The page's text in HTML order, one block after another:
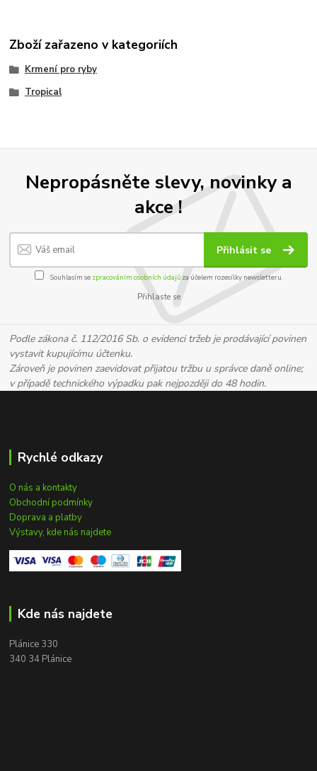
Zboží zařazeno v kategoriích
Krmení pro ryby
Tropical
Nepropásněte slevy, novinky a
akce !
Přihlásit se
Souhlasím se zpracováním osobních údajůza účelem rozesílky newsletteru.
Přihlaste se
Podle zákona č. 112/2016 Sb. o evidenci tržeb je prodávající povinen
vystavit kupujícímu účtenku.
Zároveň je povinen zaevidovat přijatou tržbu u správce daně online;
v případě technického výpadku pak nejpozději do 48 hodin.
Rychlé odkazy
O nás a kontakty
Obchodní podmínky
Doprava a platby
Výstavy, kde nás najdete
Kde nás najdete
Plánice 330
340 34 Plánice